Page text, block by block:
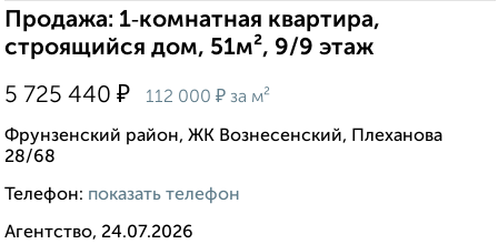
Продажа: 1‑комнатная квартира,
строящийся дом, 51м², 9/9 этаж
5 725 440 ₽ 112 000 ₽ за м²
Фрунзенский район, ЖК Вознесенский, Плеханова
28/68
Телефон: показать телефон
Агентство, 24.07.2026